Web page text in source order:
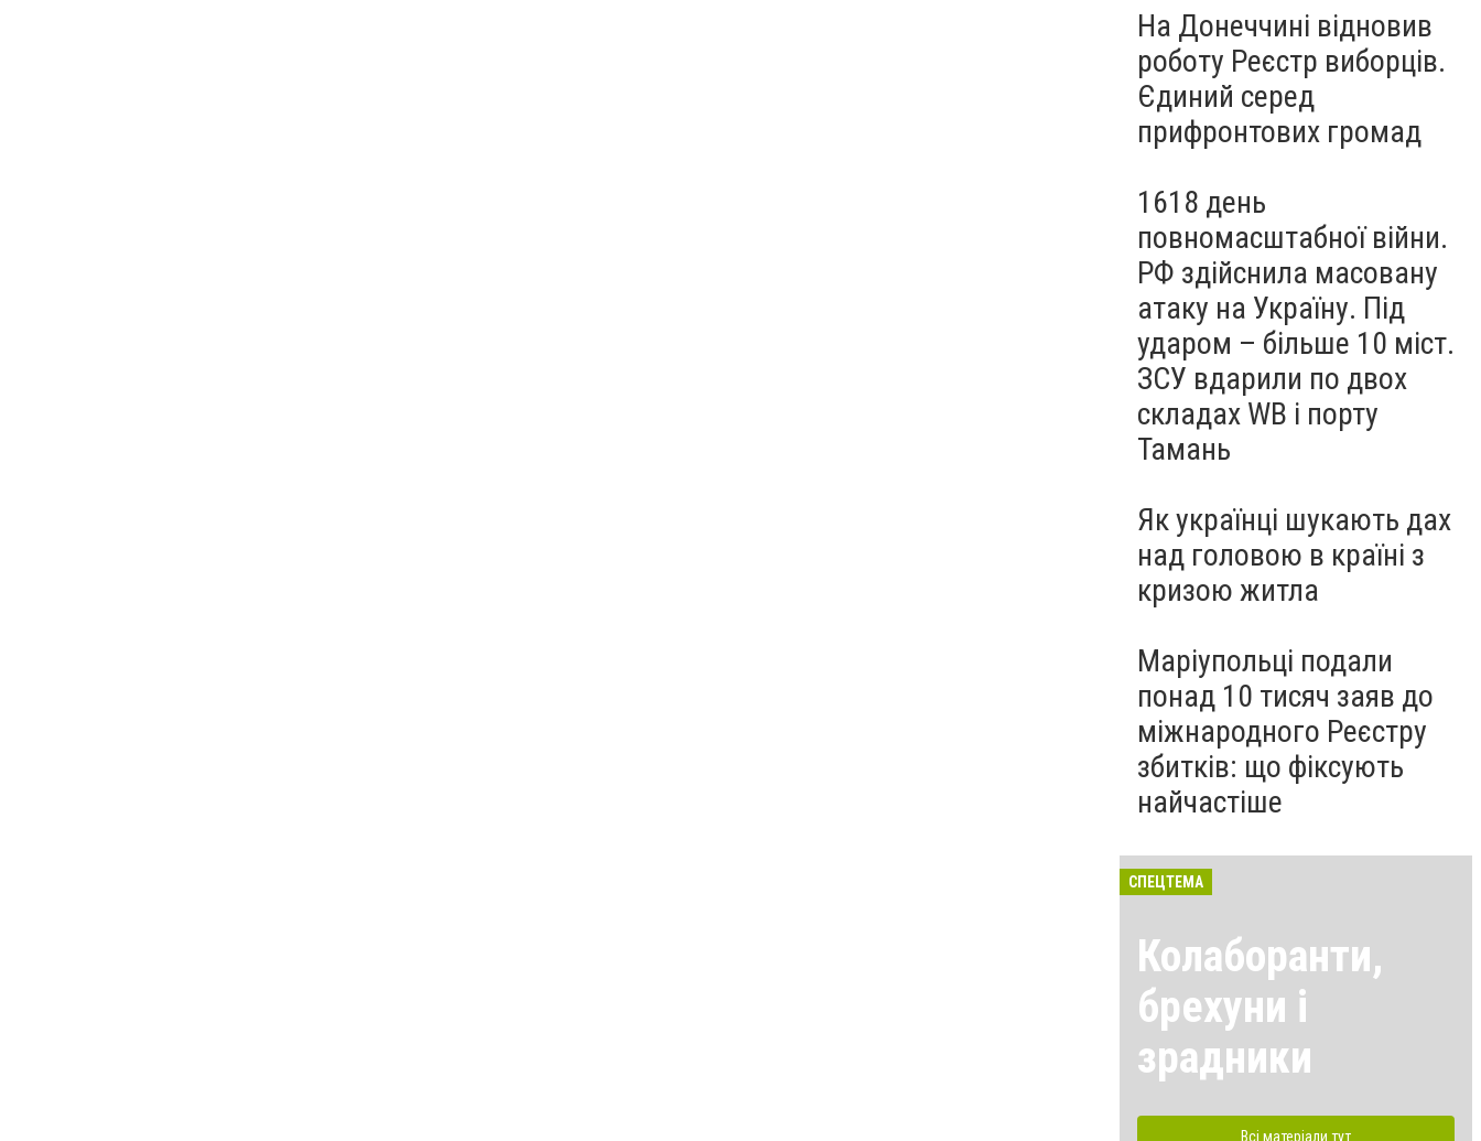
На Донеччині відновив
роботу Реєстр виборців.
Єдиний серед
прифронтових громад
1618 день
повномасштабної війни.
РФ здійснила масовану
атаку на Україну. Під
ударом – більше 10 міст.
ЗСУ вдарили по двох
складах WB і порту
Тамань
Як українці шукають дах
над головою в країні з
кризою житла
Маріупольці подали
понад 10 тисяч заяв до
міжнародного Реєстру
збитків: що фіксують
найчастіше
СПЕЦТЕМА
Колаборанти,
брехуни і
зрадники
Всі матеріали тут